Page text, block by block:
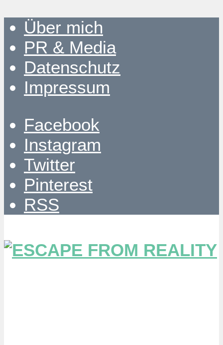
Über mich
PR & Media
Datenschutz
Impressum
Facebook
Instagram
Twitter
Pinterest
RSS